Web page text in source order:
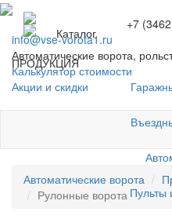
Каталог
ПРОДУКЦИЯ
Пульты
+7
info@vse-vorota1.ru
Автоматические ворота,
Калькулятор стоимости
Акции и скидки
Автоматические ворота
Рулонные ворота